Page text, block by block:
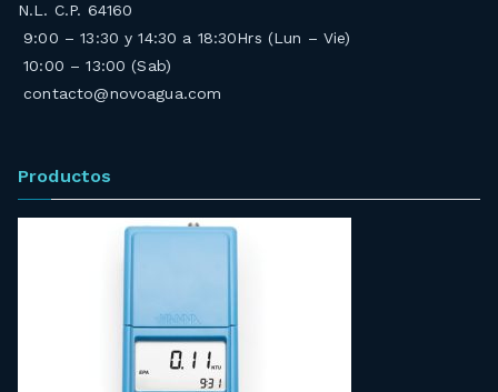
N.L. C.P. 64160
9:00 – 13:30 y 14:30 a 18:30Hrs (Lun – Vie)
10:00 – 13:00 (Sab)
contacto@novoagua.com
Productos